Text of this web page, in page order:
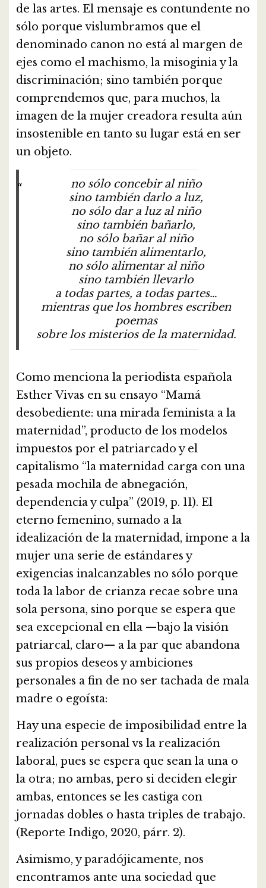
de las artes. El mensaje es contundente no
sólo porque vislumbramos que el
denominado canon no está al margen de
ejes como el machismo, la misoginia y la
discriminación; sino también porque
comprendemos que, para muchos, la
imagen de la mujer creadora resulta aún
insostenible en tanto su lugar está en ser
un objeto.
no sólo concebir al niño
sino también darlo a luz,
no sólo dar a luz al niño
sino también bañarlo,
no sólo bañar al niño
sino también alimentarlo,
no sólo alimentar al niño
sino también llevarlo
a todas partes, a todas partes…
mientras que los hombres escriben
poemas
sobre los misterios de la maternidad.
Como menciona la periodista española
Esther Vivas en su ensayo “Mamá
desobediente: una mirada feminista a la
maternidad”, producto de los modelos
impuestos por el patriarcado y el
capitalismo “la maternidad carga con una
pesada mochila de abnegación,
dependencia y culpa” (2019, p. 11). El
eterno femenino, sumado a la
idealización de la maternidad, impone a la
mujer una serie de estándares y
exigencias inalcanzables no sólo porque
toda la labor de crianza recae sobre una
sola persona, sino porque se espera que
sea excepcional en ella —bajo la visión
patriarcal, claro— a la par que abandona
sus propios deseos y ambiciones
personales a fin de no ser tachada de mala
madre o egoísta:
Hay una especie de imposibilidad entre la
realización personal vs la realización
laboral, pues se espera que sean la una o
la otra; no ambas, pero si deciden elegir
ambas, entonces se les castiga con
jornadas dobles o hasta triples de trabajo.
(Reporte Indigo, 2020, párr. 2).
Asimismo, y paradójicamente, nos
encontramos ante una sociedad que